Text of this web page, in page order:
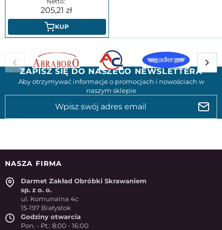
205,21
KUP
ZAPISZ SIĘ DO NASZEGO NEWSLETTERA
Aby otrzymywać informacje o promocjach i nowościach w
naszym sklepie
NASZA FIRMA
Darmet Zakład Obróbki Skrawaniem
sp. z o. o.
ul. Komunalna 4c
15-197 Białystok
Godziny otwarcia
Pon. - Pt.: 8:00 - 16:00